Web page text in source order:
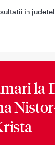
in
la